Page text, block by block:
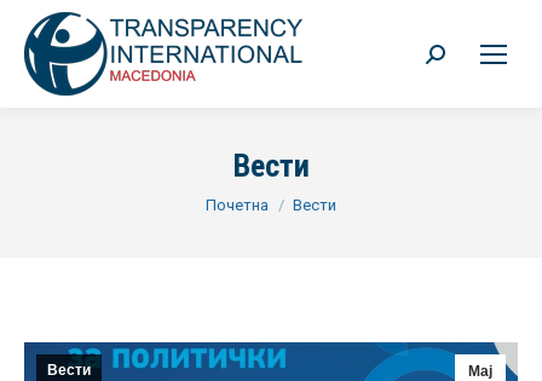
Search:
Вести
You are here:
Почетна Вести
Мај
Вести